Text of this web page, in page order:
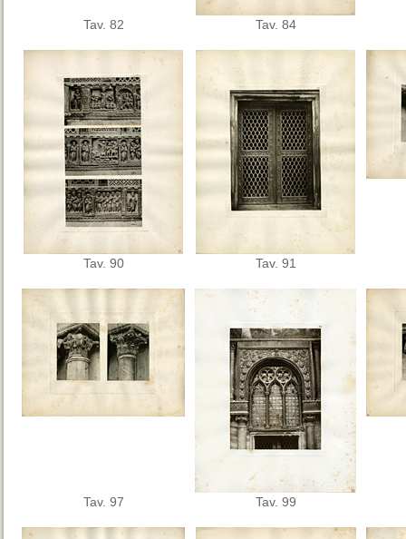
Tav. 82 Tav. 84
Tav. 90 Tav. 91
Tav. 97 Tav. 99